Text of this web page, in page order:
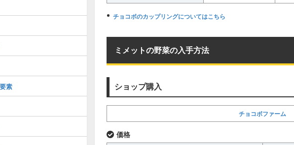
チョコボのカップリングについてはこちら
ミメットの野菜の入手方法
ショップ購入
チョコボファーム
価格
素